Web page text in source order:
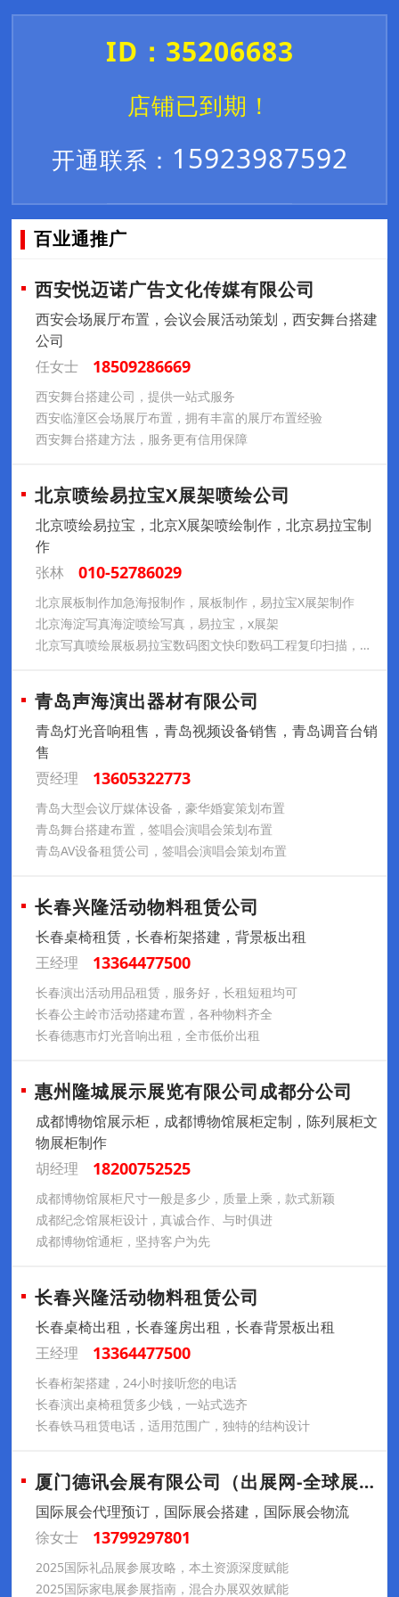
ID：35206683
店铺已到期！
开通联系： 15923987592
百业通推广
西安悦迈诺广告文化传媒有限公司
西安会场展厅布置，会议会展活动策划，西安舞台搭建
公司
任女士
18509286669
西安舞台搭建公司，提供一站式服务
西安临潼区会场展厅布置，拥有丰富的展厅布置经验
西安舞台搭建方法，服务更有信用保障
北京喷绘易拉宝X展架喷绘公司
北京喷绘易拉宝，北京X展架喷绘制作，北京易拉宝制
作
张林
010-52786029
北京展板制作加急海报制作，展板制作，易拉宝X展架制作
北京海淀写真海淀喷绘写真，易拉宝，x展架
北京写真喷绘展板易拉宝数码图文快印数码工程复印扫描，出图打印大图复印24小时服务晒蓝图
青岛声海演出器材有限公司
青岛灯光音响租售，青岛视频设备销售，青岛调音台销
售
贾经理
13605322773
青岛大型会议厅媒体设备，豪华婚宴策划布置
青岛舞台搭建布置，签唱会演唱会策划布置
青岛AV设备租赁公司，签唱会演唱会策划布置
长春兴隆活动物料租赁公司
长春桌椅租赁，长春桁架搭建，背景板出租
王经理
13364477500
长春演出活动用品租赁，服务好，长租短租均可
长春公主岭市活动搭建布置，各种物料齐全
长春德惠市灯光音响出租，全市低价出租
惠州隆城展示展览有限公司成都分公司
成都博物馆展示柜，成都博物馆展柜定制，陈列展柜文
物展柜制作
胡经理
18200752525
成都博物馆展柜尺寸一般是多少，质量上乘，款式新颖
成都纪念馆展柜设计，真诚合作、与时俱进
成都博物馆通柜，坚持客户为先
长春兴隆活动物料租赁公司
长春桌椅出租，长春篷房出租，长春背景板出租
王经理
13364477500
长春桁架搭建，24小时接听您的电话
长春演出桌椅租赁多少钱，一站式选齐
长春铁马租赁电话，适用范围广，独特的结构设计
厦门德讯会展有限公司（出展网-全球展会预
国际展会代理预订，国际展会搭建，国际展会物流
徐女士
13799297801
2025国际礼品展参展攻略，本土资源深度赋能
2025国际家电展参展指南，混合办展双效赋能